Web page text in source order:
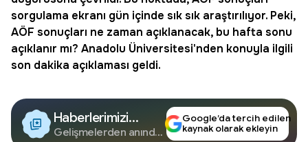
sorgulama ekranı gün içinde sık sık araştırılıyor. Peki,
AÖF sonuçları ne zaman açıklanacak, bu hafta sonu
açıklanır mı? Anadolu Üniversitesi'nden konuyla ilgili
son dakika açıklaması geldi.
Haberlerimizi
Google'da Takip
Gelişmelerden anında
Google’da tercih edilen
kaynak olarak ekleyin